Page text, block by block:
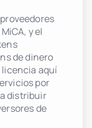
y el
de dinero
aquí
por
distribuir
de